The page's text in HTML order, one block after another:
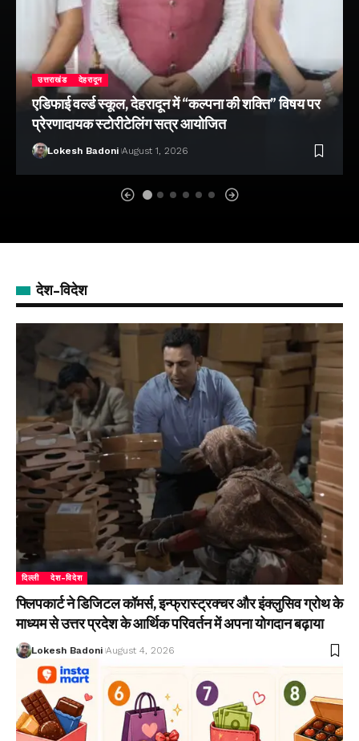
उत्तराखंड देहरादून
एडिफाई वर्ल्ड स्कूल, देहरादून में “कल्पना की शक्ति” विषय पर
प्रेरणादायक स्टोरीटेलिंग सत्र आयोजित
Lokesh Badoni August 1, 2026
देश-विदेश
दिल्ली देश-विदेश
फ्लिपकार्ट ने डिजिटल कॉमर्स, इन्फ्रास्ट्रक्चर और इंक्लुसिव ग्रोथ के
माध्यम से उत्तर प्रदेश के आर्थिक परिवर्तन में अपना योगदान बढ़ाया
Lokesh Badoni August 4, 2026